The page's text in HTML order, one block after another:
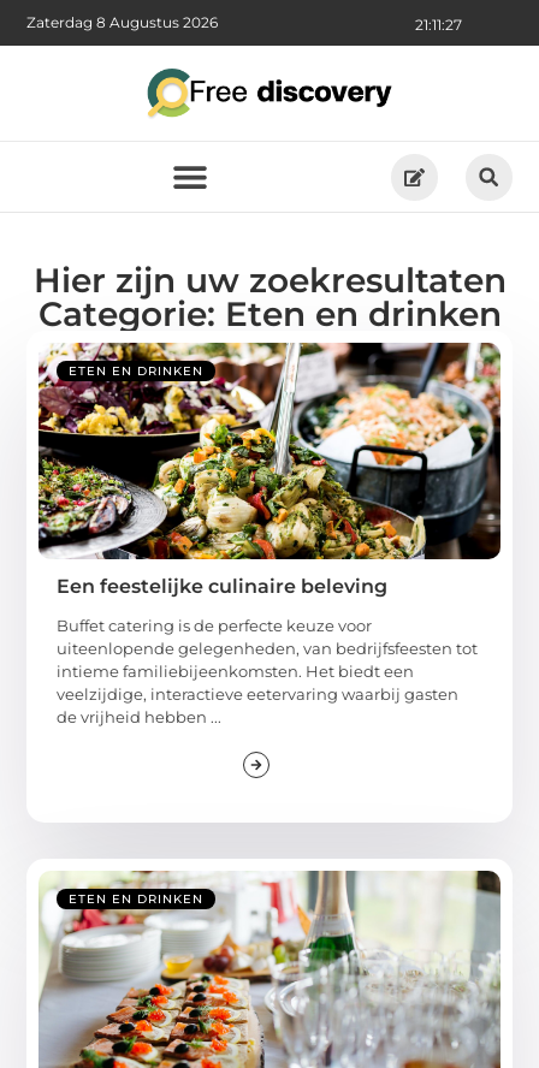
21:11:27
Zaterdag 8 Augustus 2026
Hier zijn uw zoekresultaten
Categorie: Eten en drinken
ETEN EN DRINKEN
Een feestelijke culinaire beleving
Buffet catering is de perfecte keuze voor
uiteenlopende gelegenheden, van bedrijfsfeesten tot
intieme familiebijeenkomsten. Het biedt een
veelzijdige, interactieve eetervaring waarbij gasten
de vrijheid hebben ...
ETEN EN DRINKEN